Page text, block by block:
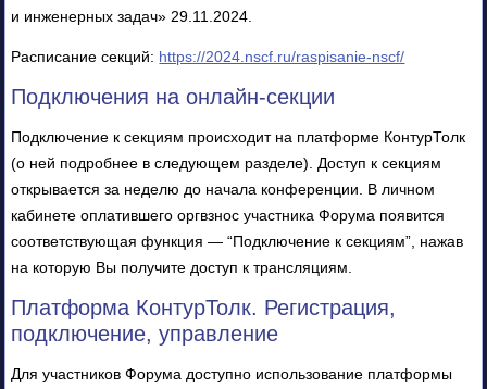
и инженерных задач» 29.11.2024.
Расписание секций: https://2024.nscf.ru/raspisanie-nscf/
Подключения на онлайн-секции
Подключение к секциям происходит на платформе КонтурТолк
(о ней подробнее в следующем разделе). Доступ к секциям
открывается за неделю до начала конференции. В личном
кабинете оплатившего оргвзнос участника Форума появится
соответствующая функция — “Подключение к секциям”, нажав
на которую Вы получите доступ к трансляциям.
Платформа КонтурТолк. Регистрация,
подключение, управление
Для участников Форума доступно использование платформы